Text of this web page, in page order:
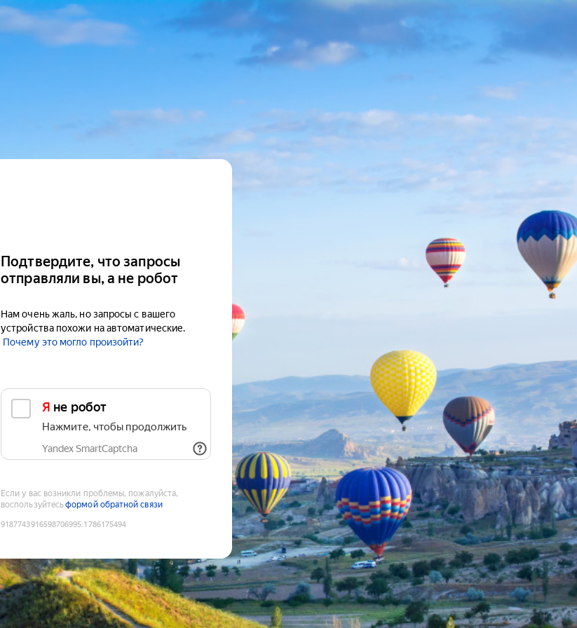
Подтвердите, что запросы
отправляли вы, а не робот
Нам очень жаль, но запросы с вашего
устройства похожи на автоматические.
Почему это могло произойти?
Я не робот
Нажмите, чтобы продолжить
Yandex SmartCaptcha
Если у вас возникли проблемы, пожалуйста,
воспользуйтесьформой обратной связи
9187743916598706995:1786175494